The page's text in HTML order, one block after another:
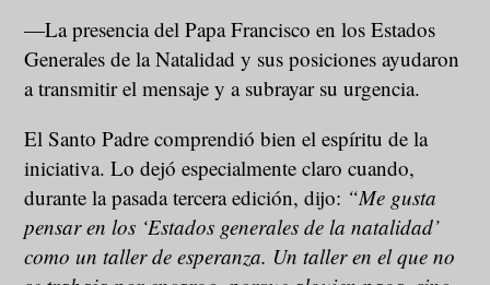
—La presencia del Papa Francisco en los Estados
Generales de la Natalidad y sus posiciones ayudaron
a transmitir el mensaje y a subrayar su urgencia.
El Santo Padre comprendió bien el espíritu de la
iniciativa. Lo dejó especialmente claro cuando,
durante la pasada tercera edición, dijo: “Me gusta
pensar en los ‘Estados generales de la natalidad’
como un taller de esperanza. Un taller en el que no